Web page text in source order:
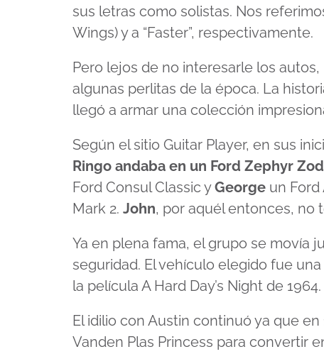
sus letras como solistas. Nos
Wings) y a “Faster”, respectivamente.
Pero lejos de no interesarle los
algunas perlitas de la época. La
llegó a armar una colección
Según el sitio Guitar Player, en sus
Ringo andaba en un Ford Zephyr
Ford Consul Classic yGeorge un
Mark 2. John, por aquél entonces, no
Ya en plena fama, el grupo se movía
seguridad. El vehículo elegido fue una
la película A Hard Day’s Night de 1964.
El idilio con Austin continuó ya que
Vanden Plas Princess para convertir